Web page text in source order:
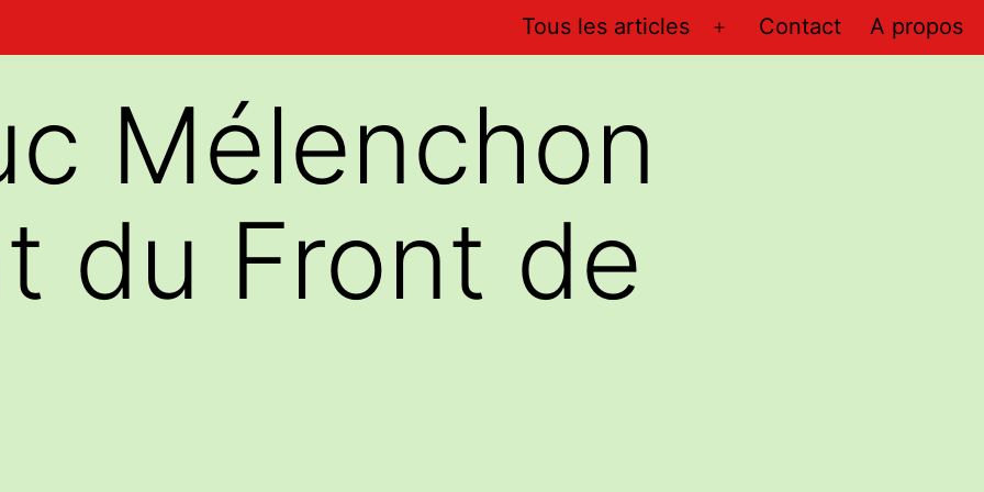
Tous les articles
Ouvrir
Contact A propos
Mélenchon
du Front de